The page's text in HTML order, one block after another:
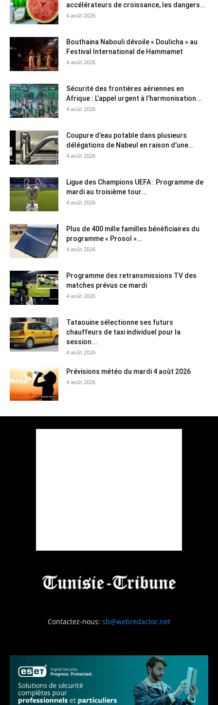
accélérateurs de croissance, les dangers...
4 août 2026
Bouthaina Nabouli dévoile « Doulicha » au
Festival International de Hammamet
4 août 2026
Sécurité des frontières aériennes en
Afrique : L’appel urgent à l’harmonisation...
4 août 2026
Coupure d’eau potable dans plusieurs
délégations de Nabeul en raison d’une...
4 août 2026
Ligue des Champions UEFA : Programme de
mardi au troisième tour...
4 août 2026
Plus de 400 mille familles bénéficiaires du
programme « Prosol »...
4 août 2026
Programme des retransmissions TV des
matches prévus ce mardi
4 août 2026
Tataouine sélectionne ses futurs
chauffeurs de taxi individuel pour la
session...
4 août 2026
Prévisions météo du mardi 4 août 2026
4 août 2026
Contactez-nous: sb@webredactor.net